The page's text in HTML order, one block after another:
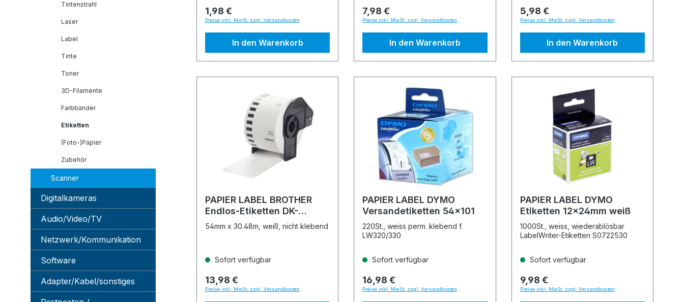
Tintenstrahl
Laser
Label
Tinte
Toner
3D-Filamente
Farbbänder
Etiketten
(Foto-)Papier
Zubehör
Scanner
Digitalkameras
Audio/Video/TV
Netzwerk/Kommunikation
Software
Adapter/Kabel/sonstiges
1,98 €
Preise inkl. MwSt. zzgl. Versandkosten
In den Warenkorb
7,98 €
Preise inkl. MwSt. zzgl. Versandkosten
In den Warenkorb
5,98 €
Preise inkl. MwSt. zzgl. Versandkosten
In den Warenkorb
PAPIER LABEL BROTHER
Endlos-Etiketten DK-
N55224
54mm x 30.48m, weiß, nicht klebend
Sofort verfügbar
13,98 €
Preise inkl. MwSt. zzgl. Versandkosten
PAPIER LABEL DYMO
Versandetiketten 54x101
220St., weiss perm. klebend f.
LW320/330
Sofort verfügbar
16,98 €
Preise inkl. MwSt. zzgl. Versandkosten
PAPIER LABEL DYMO
Etiketten 12x24mm weiß
1000St., weiss, wiederablösbar
LabelWriter-Etiketten S0722530
Sofort verfügbar
9,98 €
Preise inkl. MwSt. zzgl. Versandkosten